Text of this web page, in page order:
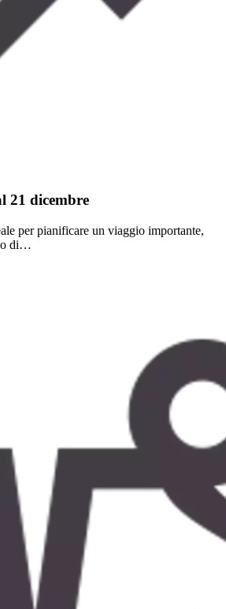
21 dicembre
per pianificare un viaggio importante,
di…